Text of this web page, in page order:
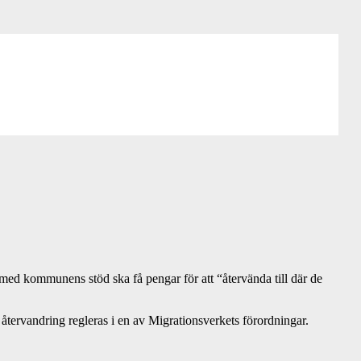
kommunens stöd ska få pengar för att “återvända till där de
regleras i en av Migrationsverkets förordningar.